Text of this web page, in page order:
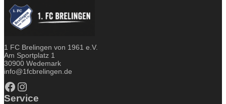
1 FC Brelingen von 1961 e.V.
Am Sportplatz 1
30900 Wedemark
info@1fcbrelingen.de
Facebook Instagram
Service